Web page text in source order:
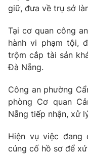
giữ, đưa về trụ sở
Tại cơ quan công
hành vi phạm tội,
trộm cắp tài sản
Đà Nẵng.
Công an phường
phòng Cơ quan
Nẵng tiếp nhận, xử
Hiện vụ việc
củng cố hồ sơ để